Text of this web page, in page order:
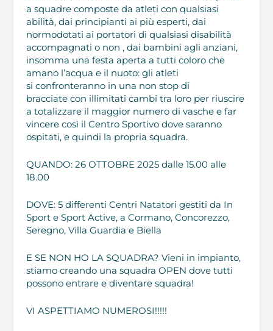
a squadre composte da atleti con qualsiasi
abilità, dai principianti ai più esperti, dai
normodotati ai portatori di qualsiasi disabilità
accompagnati o non , dai bambini agli anziani,
insomma una festa aperta a tutti coloro che
amano l’acqua e il nuoto: gli atleti
si confronteranno in una non stop di
bracciate con illimitati cambi tra loro per riuscire
a totalizzare il maggior numero di vasche e far
vincere così il Centro Sportivo dove saranno
ospitati, e quindi la propria squadra.
QUANDO: 26 OTTOBRE 2025 dalle 15.00 alle
18.00
DOVE: 5 differenti Centri Natatori gestiti da In
Sport e Sport Active, a Cormano, Concorezzo,
Seregno, Villa Guardia e Biella
E SE NON HO LA SQUADRA? Vieni in impianto,
stiamo creando una squadra OPEN dove tutti
possono entrare e diventare squadra!
VI ASPETTIAMO NUMEROSI!!!!!